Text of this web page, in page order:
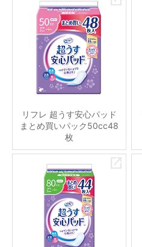
リフレ 超うす安心パッド
まとめ買いパック50cc48
枚